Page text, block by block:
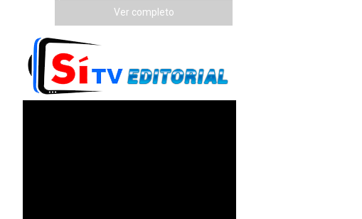
Ver completo